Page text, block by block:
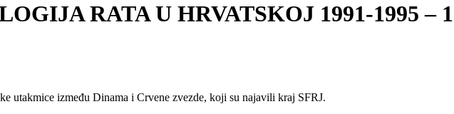
RATA U HRVATSKOJ 1991-1995 –
utakmice između Dinama i Crvene zvezde, koji su najavili kraj SFRJ.